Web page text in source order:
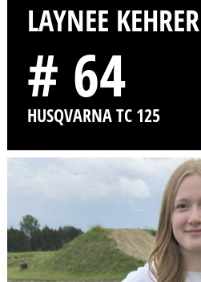
LAYNEE KEHRER
# 64
HUSQVARNA TC 125